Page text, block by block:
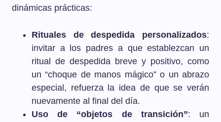
dinámicas prácticas:
Rituales de despedida personalizados:
invitar a los padres a que establezcan un
ritual de despedida breve y positivo, como
un “choque de manos mágico” o un abrazo
especial, refuerza la idea de que se verán
nuevamente al final del día.
Uso de “objetos de transición”: un